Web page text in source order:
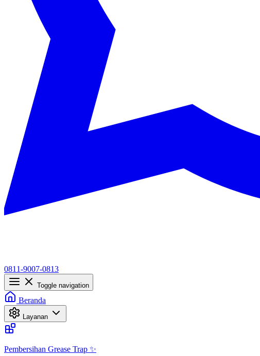
0811-9007-0813
Toggle navigation
Beranda
Layanan
Pembersihan Grease Trap ✨